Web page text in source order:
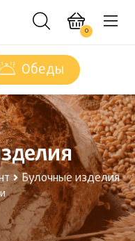
0
Обеды
Булочные изделия